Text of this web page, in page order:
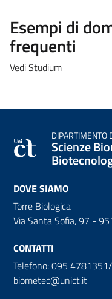
Esempi di
frequenti
Vedi Studium
DIPARTIMENTO
Scienze
DOVE SIAMO
Torre Biologica
Via Santa Sofia, 97 -
CONTATTI
Telefono: 095
biometec@unict.it